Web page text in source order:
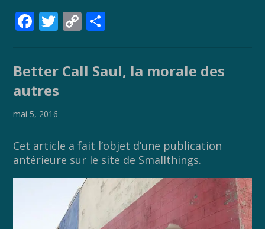
F
b
o
o
T
er
C
p
y
ta
g
Better Call Saul, la morale des
autres
mai 5, 2016
Cet article a fait l’objet d’une publication
antérieure sur le site de Smallthings.